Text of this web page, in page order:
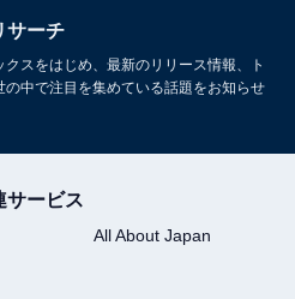
サーチ
スをはじめ、最新のリリース情報、ト
中で注目を集めている話題をお知らせ
サービス
All About Japan